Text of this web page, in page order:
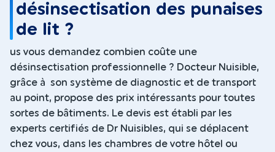
désinsectisation des punaises
de lit ?
us vous demandez combien coûte une
désinsectisation professionnelle ? Docteur Nuisible,
grâce à son système de diagnostic et de transport
au point, propose des prix intéressants pour toutes
sortes de bâtiments. Le devis est établi par les
experts certifiés de Dr Nuisibles, qui se déplacent
chez vous, dans les chambres de votre hôtel ou